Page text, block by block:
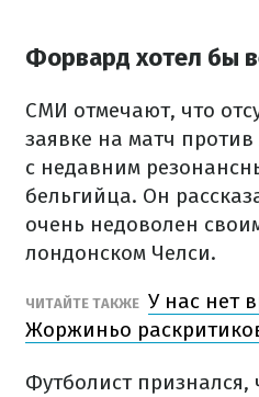
Форвард хотел бы
СМИ отмечают, что
заявке на матч
с недавним
бельгийца. Он
очень недоволен
лондонском Челси.
ЧИТАЙТЕ ТАКЖЕ У нас нет
Жоржиньо
Футболист признался,